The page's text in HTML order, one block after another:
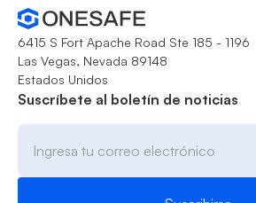
6415 S Fort Apache Road Ste 185 - 1196
Las Vegas, Nevada 89148
Estados Unidos
Suscríbete al boletín de noticias